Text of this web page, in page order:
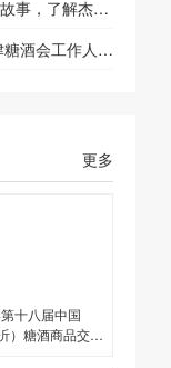
了解杰克熊猫
作人员现场邀约
更多
十八届中国
）糖酒商品交易